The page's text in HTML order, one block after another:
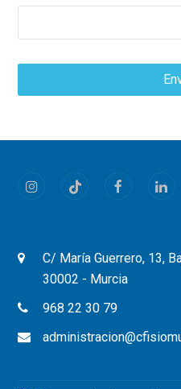
field
be
InstagramTiktok Facebook
C/ María Guerrero, 13,
30002 - Murcia
968 22 30 79